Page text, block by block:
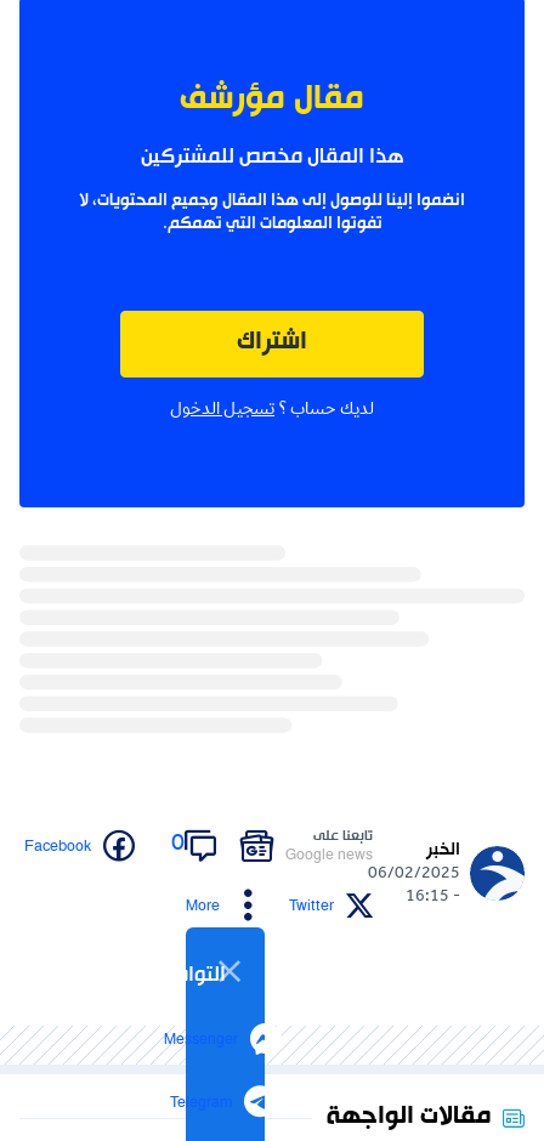
مقال مؤرشف
هذا المقال مخصص للمشتركين
انضموا إلينا للوصول إلى هذا المقال وجميع المحتويات، لا
تفوتوا المعلومات التي تهمكم.
اشتراك
لديك حساب ؟ تسجيل الدخول
الخبر
06/02/2025
- 16:15
تابعنا على
Google news
0
Facebook
Twitter
More
التواصل الاجتماعي
Messenger
Telegram مقالات الواجهة